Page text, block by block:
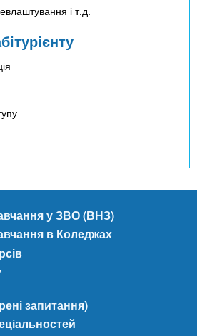
і т.д.
у ЗВО (ВНЗ)
в Коледжах
запитання)